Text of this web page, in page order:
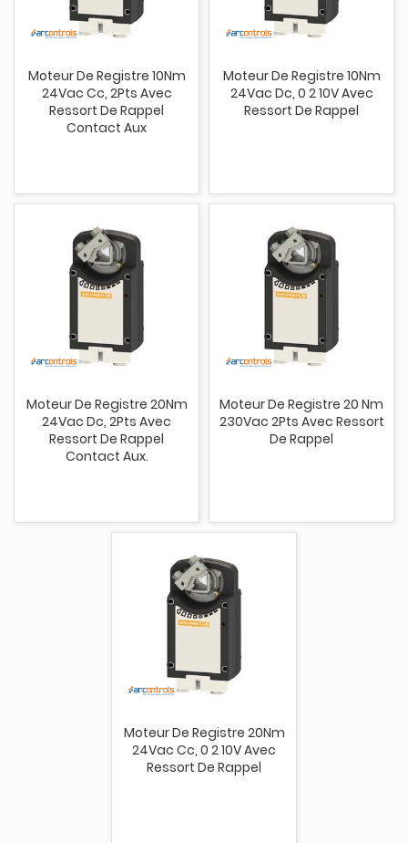
Moteur De Registre 10Nm
24Vac Cc, 2Pts Avec
Ressort De Rappel
Contact Aux
Moteur De Registre 10Nm
24Vac Dc, 0 2 10V Avec
Ressort De Rappel
Moteur De Registre 20Nm
24Vac Dc, 2Pts Avec
Ressort De Rappel
Contact Aux.
Moteur De Registre 20 Nm
230Vac 2Pts Avec Ressort
De Rappel
Moteur De Registre 20Nm
24Vac Cc, 0 2 10V Avec
Ressort De Rappel